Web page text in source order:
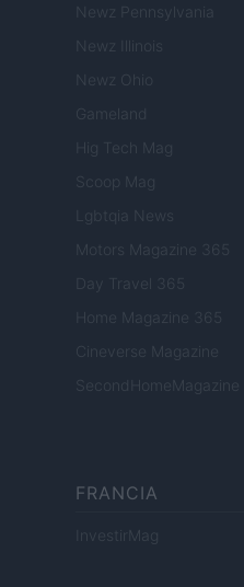
Newz Pennsylvania
Newz Illinois
Newz Ohio
Gameland
Hig Tech Mag
Scoop Mag
Lgbtqia News
Motors Magazine 365
Day Travel 365
Home Magazine 365
Cineverse Magazine
SecondHomeMagazine
FRANCIA
InvestirMag